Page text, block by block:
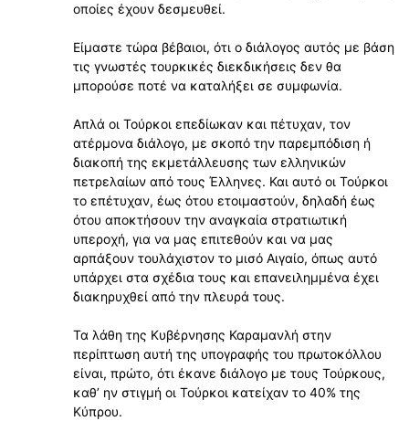
οποίες έχουν δεσμευθεί.
Είμαστε τώρα βέβαιοι, ότι ο διάλογος αυτός με βάση
τις γνωστές τουρκικές διεκδικήσεις δεν θα
μπορούσε ποτέ να καταλήξει σε συμφωνία.
Απλά οι Τούρκοι επεδίωκαν και πέτυχαν, τον
ατέρμονα διάλογο, με σκοπό την παρεμπόδιση ή
διακοπή της εκμετάλλευσης των ελληνικών
πετρελαίων από τους Έλληνες. Και αυτό οι Τούρκοι
το επέτυχαν, έως ότου ετοιμαστούν, δηλαδή έως
ότου αποκτήσουν την αναγκαία στρατιωτική
υπεροχή, για να μας επιτεθούν και να μας
αρπάξουν τουλάχιστον το μισό Αιγαίο, όπως αυτό
υπάρχει στα σχέδια τους και επανειλημμένα έχει
διακηρυχθεί από την πλευρά τους.
Τα λάθη της Κυβέρνησης Καραμανλή στην
περίπτωση αυτή της υπογραφής του πρωτοκόλλου
είναι, πρώτο, ότι έκανε διάλογο με τους Τούρκους,
καθʼ ην στιγμή οι Τούρκοι κατείχαν το 40% της
Κύπρου.